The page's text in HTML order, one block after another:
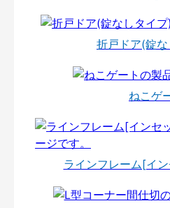
折戸ドア(錠
ねこゲ
ラインフレーム[イ